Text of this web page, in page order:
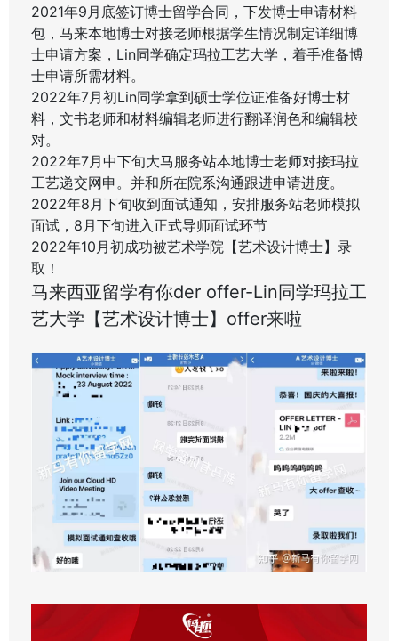
2021年9月底签订博士留学合同，下发博士申请材料
包，马来本地博士对接老师根据学生情况制定详细博
士申请方案，Lin同学确定玛拉工艺大学，着手准备博
士申请所需材料。
2022年7月初Lin同学拿到硕士学位证准备好博士材
料，文书老师和材料编辑老师进行翻译润色和编辑校
对。
2022年7月中下旬大马服务站本地博士老师对接玛拉
工艺递交网申。并和所在院系沟通跟进申请进度。
2022年8月下旬收到面试通知，安排服务站老师模拟
面试，8月下旬进入正式导师面试环节
2022年10月初成功被艺术学院【艺术设计博士】录
取！
马来西亚留学有你der offer-Lin同学玛拉工
艺大学【艺术设计博士】offer来啦